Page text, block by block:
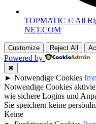
TOPMATIC © All
NET.COM
Customize Reject All
Powered by
✖
► Notwendige Cookies
Notwendige Cookies
wie sichere Logins und
Sie speichern keine
Keine